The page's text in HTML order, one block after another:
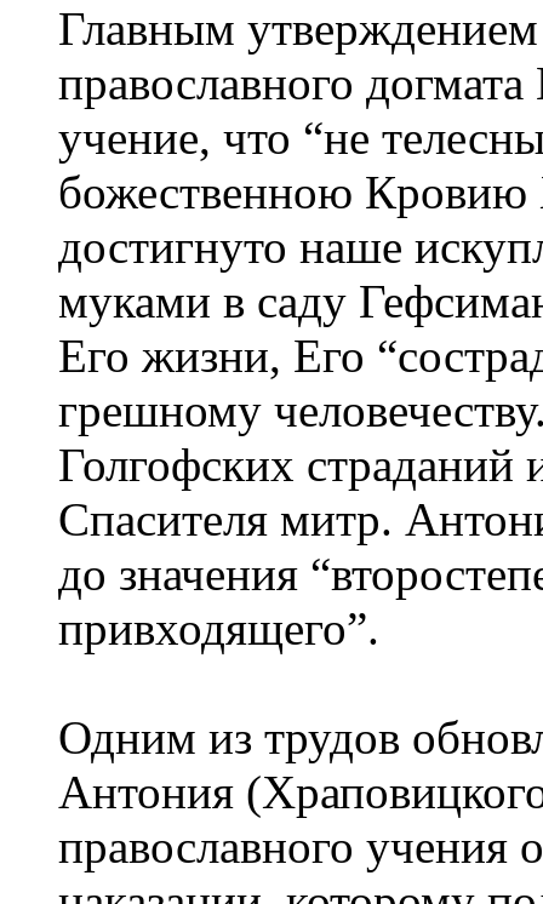
Главным
православного
учение, что “не
божественною Кровию
достигнуто наше
муками в саду
Его жизни, Его
грешному
Голгофских страданий
Спасителя митр.
до значения
привходящего”.
Одним из трудов
Антония
православного учения